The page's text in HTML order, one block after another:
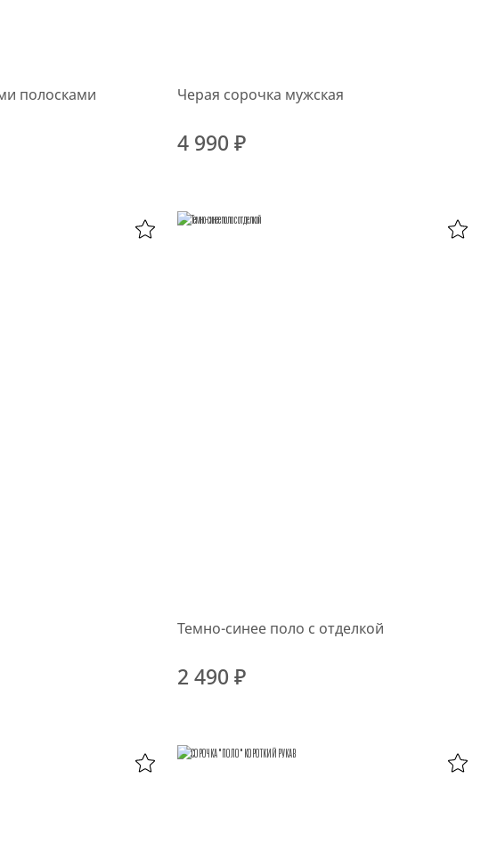
полосками Черая сорочка мужская
4 990 ₽
Темно-синее поло с отделкой
2 490 ₽